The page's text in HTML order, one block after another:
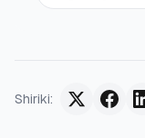
Shiriki: